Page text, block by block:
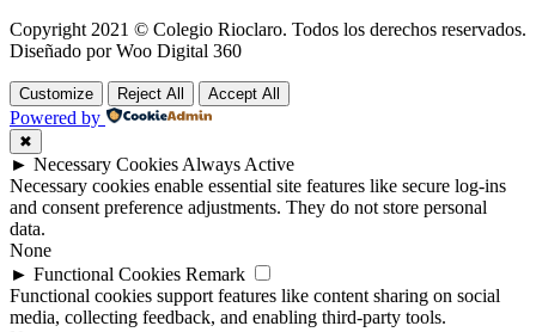
Copyright 2021 © Colegio Rioclaro. Todos los derechos reservados.
Diseñado por Woo Digital 360
Customize Reject All Accept All
Powered by
✖
► Necessary Cookies Always Active
Necessary cookies enable essential site features like secure log-ins
and consent preference adjustments. They do not store personal
data.
None
► Functional Cookies Remark
Functional cookies support features like content sharing on social
media, collecting feedback, and enabling third-party tools.